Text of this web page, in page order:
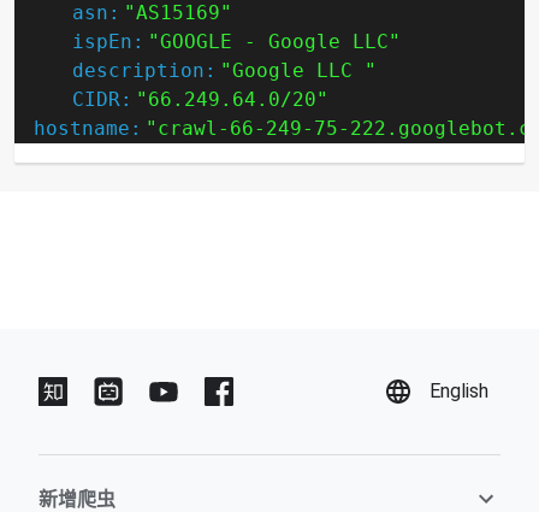
asn: "AS15169"
ispEn: "GOOGLE - Google LLC"
description: "Google LLC "
CIDR: "66.249.64.0/20"
hostname: "crawl-66-249-75-
English
新增爬虫